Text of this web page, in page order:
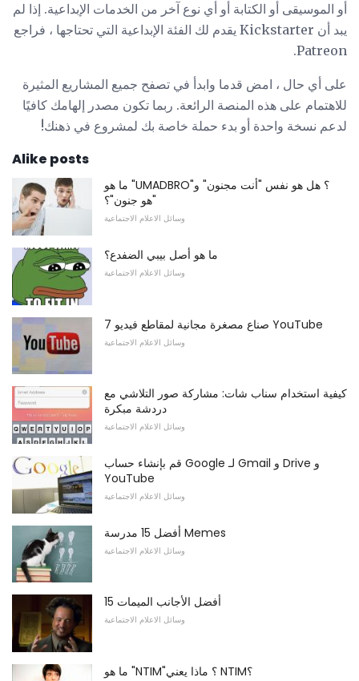
أو الموسيقى أو الكتابة أو أي نوع آخر من الخدمات الإبداعية. إذا لم
يبد أن Kickstarter يقدم لك الفئة الإبداعية التي تحتاجها ، فراجع
Patreon.
على أي حال ، امض قدما وابدأ في تصفح جميع المشاريع المثيرة
للاهتمام على هذه المنصة الرائعة. ربما تكون مصدر إلهامك كافيًا
لدعم نسخة واحدة أو بدء حملة خاصة بك لمشروع في ذهنك!
Alike posts
ما هو "UMADBRO"؟ هل هو نفس "أنت مجنون" و
"هو جنون"؟
وسائل الاعلام الاجتماعية
ما هو أصل بيبي الضفدع؟
وسائل الاعلام الاجتماعية
7 صناع مصغرة مجانية لمقاطع فيديو YouTube
وسائل الاعلام الاجتماعية
كيفية استخدام سناب شات: مشاركة صور التلاشي مع
دردشة مبكرة
وسائل الاعلام الاجتماعية
قم بإنشاء حساب Google لـ Gmail و Drive و
YouTube
وسائل الاعلام الاجتماعية
أفضل 15 مدرسة Memes
وسائل الاعلام الاجتماعية
15 أفضل الأجانب الميمات
وسائل الاعلام الاجتماعية
ما هو "NTIM"؟ ماذا يعني NTIM؟